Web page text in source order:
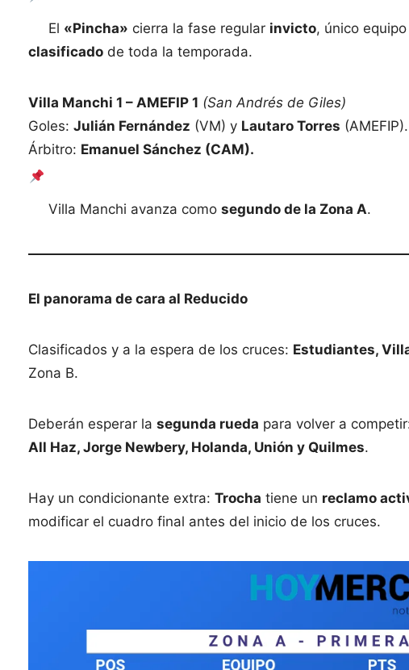
El «Pincha» cierra la fase regular invicto, único
clasificado de toda la temporada.
Villa Manchi 1 – AMEFIP 1 (San Andrés de Giles)
Goles:Julián Fernández (VM) y Lautaro Torres (AMEFIP).
Árbitro: Emanuel Sánchez (CAM).
Villa Manchi avanza como segundo de la Zona A.
El panorama de cara al Reducido
Clasificados y a la espera de los cruces: Estudiantes,
Zona B.
Deberán esperar lasegunda rueda para volver a
All Haz, Jorge Newbery, Holanda, Unión y Quilmes.
Hay un condicionante extra:Trocha tiene un reclamo
modificar el cuadro final antes del inicio de los cruces.